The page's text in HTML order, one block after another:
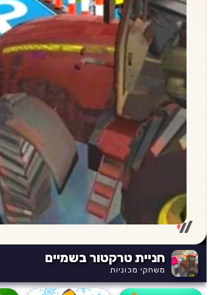
חניית טרקטור בשמיים
משחקי מכוניות